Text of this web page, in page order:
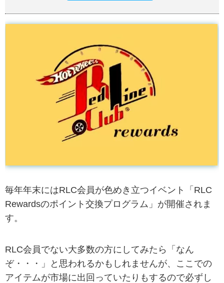
毎年年末にはRLC会員が色めき立つイベント「RLC
Rewardsのポイント交換プログラム」が開催されま
す。
RLC会員でない大多数の方にしてみたら「なん
ぞ・・・」と思われるかもしれませんが、ここでの
アイテムが市場に出回っていたりもするので必ずし